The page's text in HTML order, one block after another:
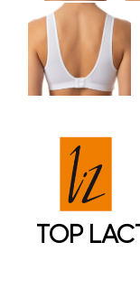
TOP